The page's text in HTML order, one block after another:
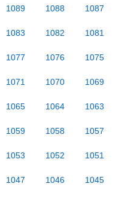
1089 1088 1087
1083 1082 1081
1077 1076 1075
1071 1070 1069
1065 1064 1063
1059 1058 1057
1053 1052 1051
1047 1046 1045